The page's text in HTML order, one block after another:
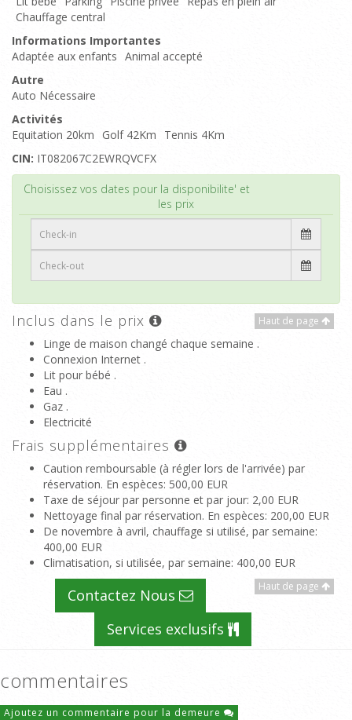
Chauffage central
Informations Importantes
Adaptée aux enfants Animal accepté
Autre
Auto Nécessaire
Activités
Equitation 20km
Golf 42Km
Tennis 4Km
CIN: IT082067C2EWRQVCFX
Choisissez vos dates pour la disponibilite' et
les prix
Haut de page
Inclus dans le prix
Linge de maison changé chaque semaine .
Connexion Internet .
Lit pour bébé .
Eau .
Gaz .
Electricité
Frais supplémentaires
Caution remboursable (à régler lors de l'arrivée) par
réservation. En espèces: 500,00 EUR
Taxe de séjour par personne et par jour: 2,00 EUR
Nettoyage final par réservation. En espèces: 200,00 EUR
De novembre à avril, chauffage si utilisé, par semaine:
400,00 EUR
Climatisation, si utilisée, par semaine: 400,00 EUR
Haut de page
Contactez Nous
Services exclusifs
commentaires
Ajoutez un commentaire pour la demeure